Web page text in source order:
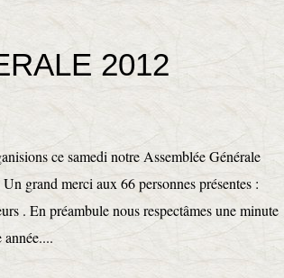
2012
ce samedi notre Assemblée Générale
grand merci aux 66 personnes présentes :
. En préambule nous respectâmes une minute